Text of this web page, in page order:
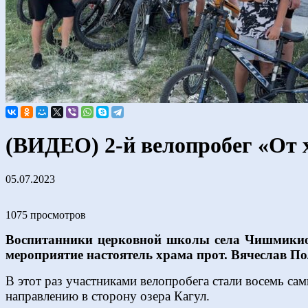
(ВИДЕО) 2-й велопробег «От
05.07.2023
1075 просмотров
Воспитанники церковной школы села
мероприятие настоятель храма прот. Вячеслав
В этот раз участниками велопробега стали восемь
направлению в сторону озера Кагул.